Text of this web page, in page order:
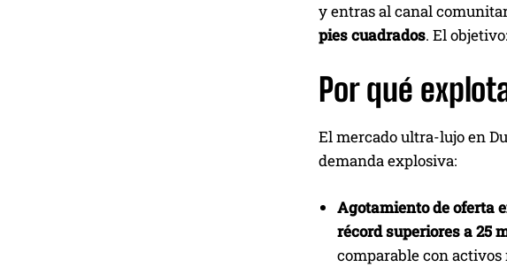
y entras al canal
pies cuadrados. El
Por qué
El mercado ultra-lujo en
demanda explosiva:
Agotamiento de oferta
récord superiores a 25
comparable con activos